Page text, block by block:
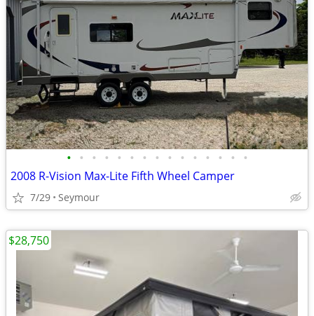
• • • • • • • • • • • • • • •
2008 R-Vision Max-Lite Fifth Wheel Camper
7/29 Seymour
$28,750